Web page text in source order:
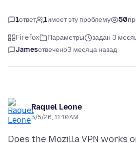
1ответ 1имеет эту проблему 50
Firefox Параметры
задан 3
Jamesотвечено3 месяца назад
Raquel Leone
5/5/26, 11:10 AM